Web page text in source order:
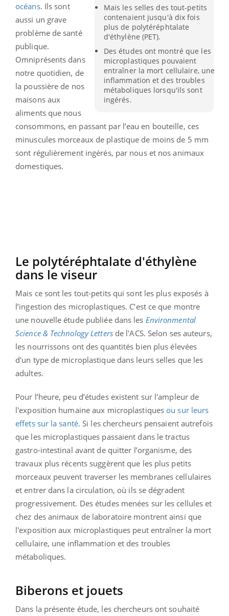
Mais les selles des tout-petits
contenaient jusqu'à dix fois
plus de polytéréphtalate
d'éthylène (PET).
Des études ont montré que les
microplastiques pouvaient
entraîner la mort cellulaire, une
inflammation et des troubles
métaboliques lorsqu'ils sont
ingérés.
océans. Ils sont
aussi un grave
problème de santé
publique.
Omniprésents dans
notre quotidien, de
la poussière de nos
maisons aux
aliments que nous
consommons, en passant par l’eau en bouteille, ces
minuscules morceaux de plastique de moins de 5 mm
sont régulièrement ingérés, par nous et nos animaux
domestiques.
Le polytéréphtalate d'éthylène
dans le viseur
Mais ce sont les tout-petits qui sont les plus exposés à
l’ingestion des microplastiques. C’est ce que montre
une nouvelle étude publiée dans les Environmental
Science & Technology Lettersde l'ACS. Selon ses auteurs,
les nourrissons ont des quantités bien plus élevées
d'un type de microplastique dans leurs selles que les
adultes.
Pour l’heure, peu d’études existent sur l'ampleur de
l'exposition humaine aux microplastiques ou sur leurs
effets sur la santé. Si les chercheurs pensaient autrefois
que les microplastiques passaient dans le tractus
gastro-intestinal avant de quitter l’organisme, des
travaux plus récents suggèrent que les plus petits
morceaux peuvent traverser les membranes cellulaires
et entrer dans la circulation, où ils se dégradent
progressivement. Des études menées sur les cellules et
chez des animaux de laboratoire montrent ainsi que
l'exposition aux microplastiques peut entraîner la mort
cellulaire, une inflammation et des troubles
métaboliques.
Biberons et jouets
Dans la présente étude, les chercheurs ont souhaité